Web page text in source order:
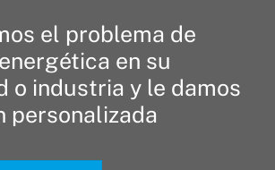
el problema de
en su
o industria y le damos
personalizada